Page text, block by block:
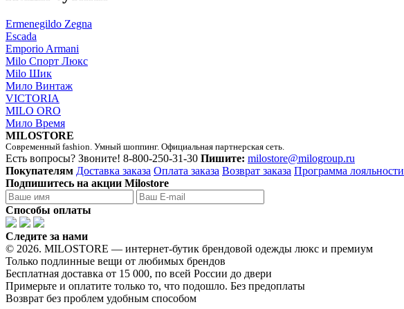
Ermenegildo Zegna
Escada
Emporio Armani
Milo Спорт Люкс
Milo Шик
Мило Винтаж
VICTORIA
MILO ORO
Мило Время
MILOSTORE
Современный fashion. Умный шоппинг. Официальная партнерская сеть.
Есть вопросы? Звоните! 8-800-250-31-30 Пишите: milostore@milogroup.ru
Покупателям Доставка заказа Оплата заказа Возврат заказа Программа лояльности
Подпишитесь на акции Milostore
Способы оплаты
Следите за нами
© 2026. MILOSTORE — интернет-бутик брендовой одежды люкс и премиум
Только подлинные вещи от любимых брендов
Бесплатная доставка от 15 000, по всей России до двери
Примерьте и оплатите только то, что подошло. Без предоплаты
Возврат без проблем удобным способом